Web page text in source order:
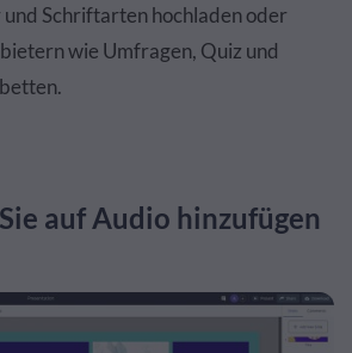
Schriftarten hochladen oder
wie Umfragen, Quiz und
auf Audio hinzufügen